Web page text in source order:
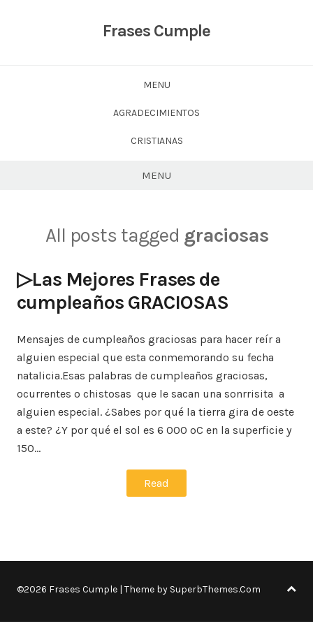
Frases Cumple
MENU
AGRADECIMIENTOS
CRISTIANAS
MENU
All posts tagged graciosas
▷Las Mejores Frases de
cumpleaños GRACIOSAS
Mensajes de cumpleaños graciosas para hacer reír a
alguien especial que esta conmemorando su fecha
natalicia.Esas palabras de cumpleaños graciosas,
ocurrentes o chistosas que le sacan una sonrrisita a
alguien especial. ¿Sabes por qué la tierra gira de oeste
a este? ¿Y por qué el sol es 6 000 oC en la superficie y
150…
Read
©2026 Frases Cumple | Theme by SuperbThemes.Com